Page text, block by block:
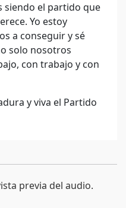
siendo el partido que
Yo estoy
a conseguir y sé
solo nosotros
con trabajo y con
y viva el Partido